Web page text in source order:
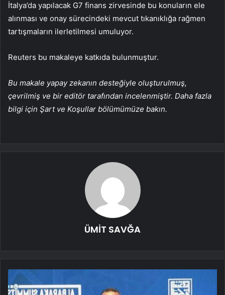
İtalya’da yapılacak G7 finans zirvesinde bu konuların ele
alınması ve onay sürecindeki mevcut tıkanıklığa rağmen
tartışmaların ilerletilmesi umuluyor.
Reuters bu makaleye katkıda bulunmuştur.
Bu makale yapay zekanın desteğiyle oluşturulmuş,
çevrilmiş ve bir editör tarafından incelenmiştir. Daha fazla
bilgi için Şart ve Koşullar bölümümüze bakın.
ÜMİT SAVĞA